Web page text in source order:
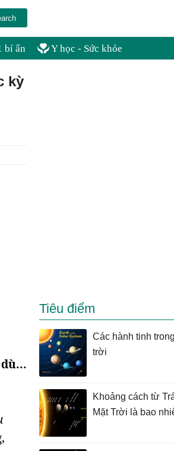
bí ẩn Y học - Sức khỏe
kỳ
Tiêu điểm
Các hành tinh
trời
Khoảng cách từ
Mặt Trời là bao